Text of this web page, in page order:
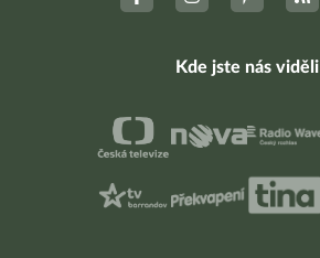
Kde jste nás viděli